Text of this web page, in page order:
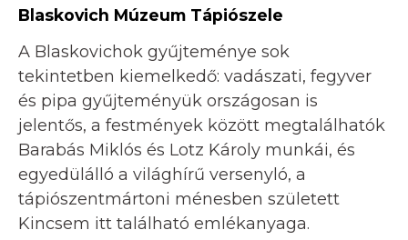
Blaskovich Múzeum Tápiószele
A Blaskovichok gyűjteménye sok
tekintetben kiemelkedő: vadászati, fegyver
és pipa gyűjteményük országosan is
jelentős, a festmények között megtalálhatók
Barabás Miklós és Lotz Károly munkái, és
egyedülálló a világhírű versenyló, a
tápiószentmártoni ménesben született
Kincsem itt található emlékanyaga.